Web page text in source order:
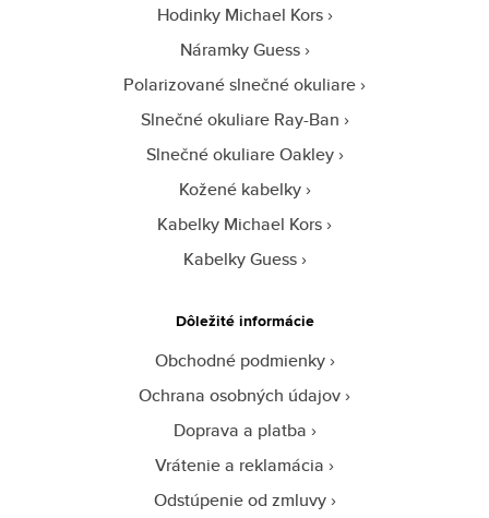
Hodinky Michael Kors
Náramky Guess
Polarizované slnečné okuliare
Slnečné okuliare Ray-Ban
Slnečné okuliare Oakley
Kožené kabelky
Kabelky Michael Kors
Kabelky Guess
Dôležité informácie
Obchodné podmienky
Ochrana osobných údajov
Doprava a platba
Vrátenie a reklamácia
Odstúpenie od zmluvy